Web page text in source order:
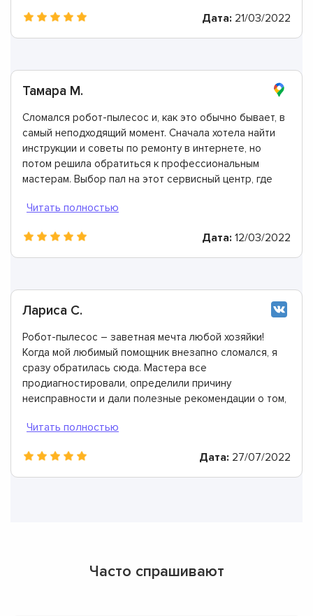
Дата: 21/03/2022
Тамара М.
Сломался робот-пылесос и, как это обычно бывает, в
самый неподходящий момент. Сначала хотела найти
инструкции и советы по ремонту в интернете, но
потом решила обратиться к профессиональным
мастерам. Выбор пал на этот сервисный центр, где
Дата: 12/03/2022
Лариса С.
Робот-пылесос – заветная мечта любой хозяйки!
Когда мой любимый помощник внезапно сломался, я
сразу обратилась сюда. Мастера все
продиагностировали, определили причину
неисправности и дали полезные рекомендации о том,
Дата: 27/07/2022
Часто спрашивают